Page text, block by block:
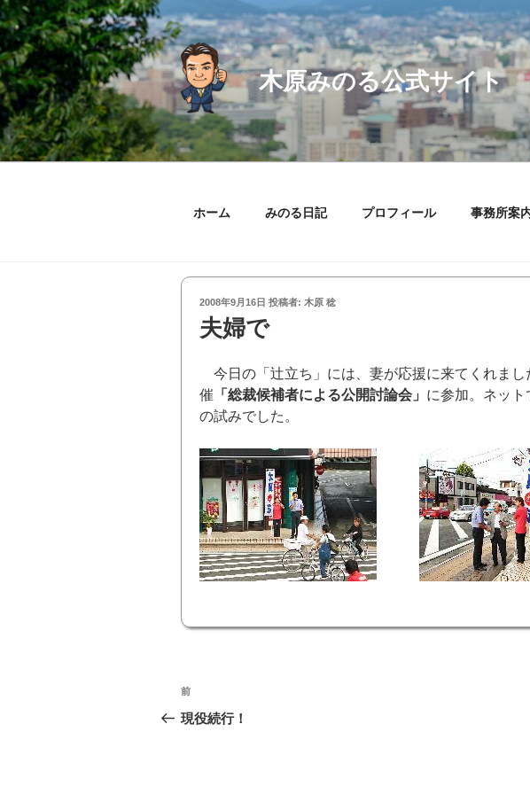
コ
ン
テ
ン
ツ
へ
ス
キ
木原みのる公式サイト
ホーム みのる日記 プロフィール 事務所案
投
日:
2008年9月16日 投稿者: 木原 稔
夫婦で
今日の「辻立ち」には、妻が応援に来てくれまし
催 「総裁候補者による公開討論会」 に参加。ネッ
の試みでした。
投
稿
前
の
前
現役続行！